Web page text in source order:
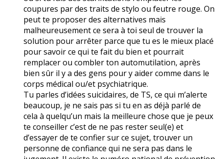
coupures par des traits de stylo ou feutre rouge. On
peut te proposer des alternatives mais
malheureusement ce sera à toi seul de trouver la
solution pour arrêter parce que tu es le mieux placé
pour savoir ce qui te fait du bien et pourrait
remplacer ou combler ton automutilation, après
bien sûr il y a des gens pour y aider comme dans le
corps médical ou/et psychiatrique.
Tu parles d’idées suicidaires, de TS, ce qui m’alerte
beaucoup, je ne sais pas si tu en as déjà parlé de
cela à quelqu’un mais la meilleure chose que je peux
te conseiller c’est de ne pas rester seul(e) et
d’essayer de te confier sur ce sujet, trouver un
personne de confiance qui ne sera pas dans le